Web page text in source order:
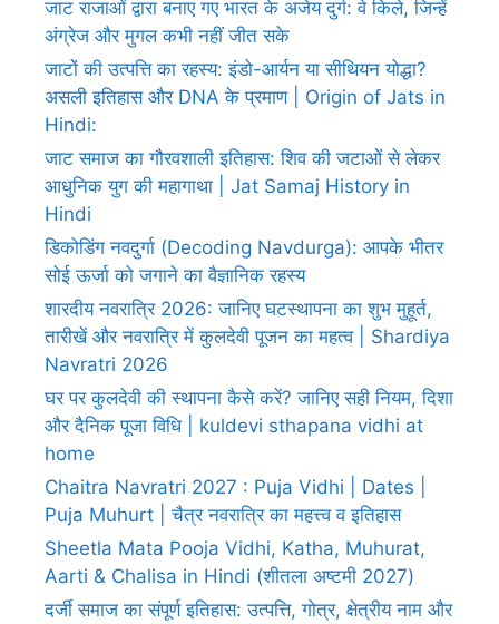
जाट राजाओं द्वारा बनाए गए भारत के अजेय दुर्ग: वे किले, जिन्हें
अंग्रेज और मुगल कभी नहीं जीत सके
जाटों की उत्पत्ति का रहस्य: इंडो-आर्यन या सीथियन योद्धा?
असली इतिहास और DNA के प्रमाण | Origin of Jats in
Hindi:
जाट समाज का गौरवशाली इतिहास: शिव की जटाओं से लेकर
आधुनिक युग की महागाथा | Jat Samaj History in
Hindi
डिकोडिंग नवदुर्गा (Decoding Navdurga): आपके भीतर
सोई ऊर्जा को जगाने का वैज्ञानिक रहस्य
शारदीय नवरात्रि 2026: जानिए घटस्थापना का शुभ मुहूर्त,
तारीखें और नवरात्रि में कुलदेवी पूजन का महत्व | Shardiya
Navratri 2026
घर पर कुलदेवी की स्थापना कैसे करें? जानिए सही नियम, दिशा
और दैनिक पूजा विधि | kuldevi sthapana vidhi at
home
Chaitra Navratri 2027 : Puja Vidhi | Dates |
Puja Muhurt | चैत्र नवरात्रि का महत्त्व व इतिहास
Sheetla Mata Pooja Vidhi, Katha, Muhurat,
Aarti & Chalisa in Hindi (शीतला अष्टमी 2027)
दर्जी समाज का संपूर्ण इतिहास: उत्पत्ति, गोत्र, क्षेत्रीय नाम और